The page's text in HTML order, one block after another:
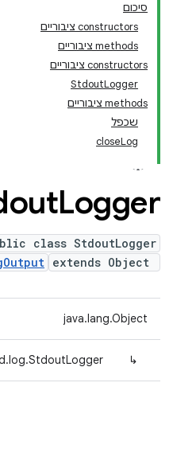
סיכום
‫constructors ציבוריים
‫methods ציבוריים
‫constructors ציבוריים
StdoutLogger
‫methods ציבוריים
שכפל
closeLog
Logger
class StdoutLogger
extends Object
java.lang.Object
↳